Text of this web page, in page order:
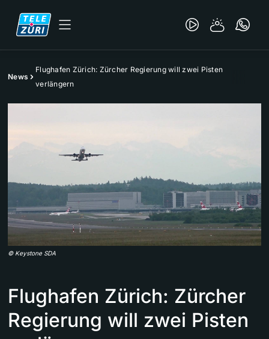
News
Flughafen Zürich: Zürcher Regierung will zwei Pisten
verlängern
© Keystone SDA
Flughafen Zürich: Zürcher
Regierung will zwei Pisten